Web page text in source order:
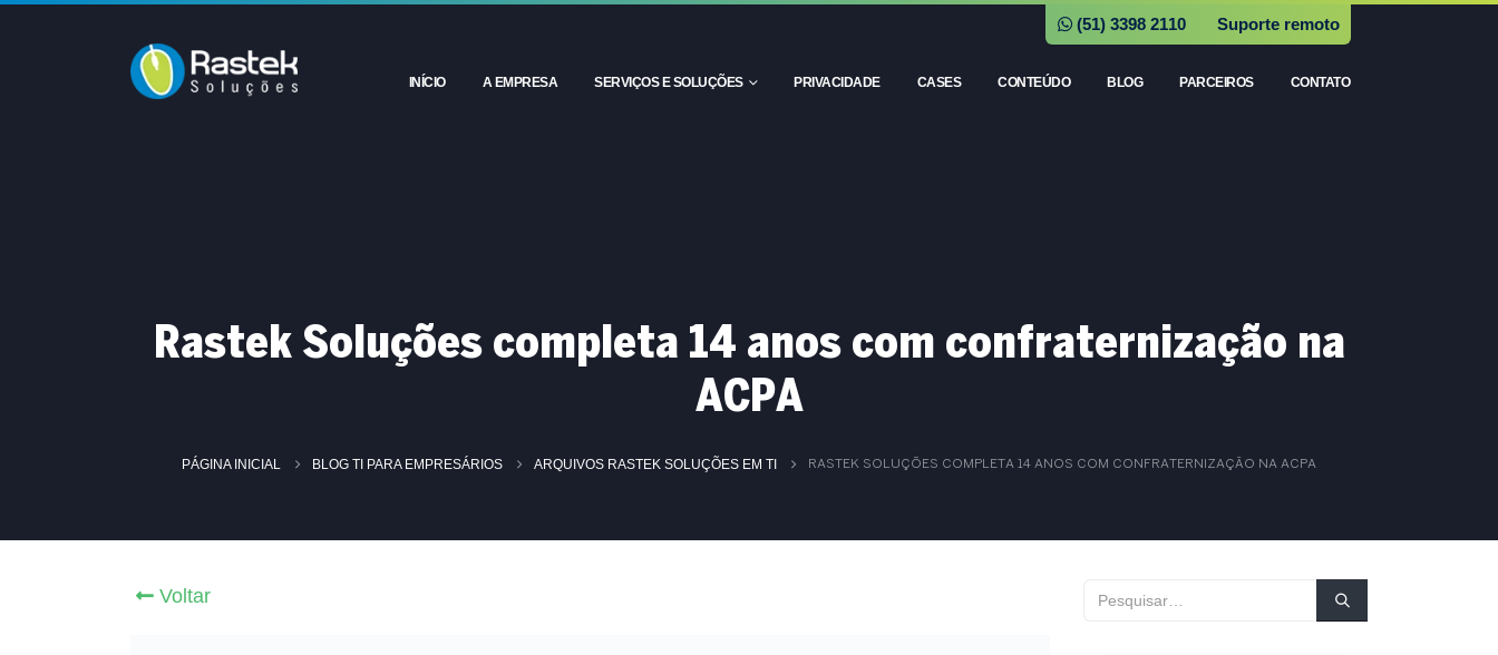
(51) 3398 2110 Suporte remoto
INÍCIO A EMPRESA SERVIÇOS E SOLUÇÕES PRIVACIDADE CASES CONTEÚDO BLOG PARCEIROS CONTATO
Rastek Soluções completa 14 anos com confraternização na
ACPA
PÁGINA INICIAL BLOG TI PARA EMPRESÁRIOS ARQUIVOS RASTEK SOLUÇÕES EM TI RASTEK SOLUÇÕES COMPLETA 14 ANOS COM CONFRATERNIZAÇÃO NA ACPA
Voltar